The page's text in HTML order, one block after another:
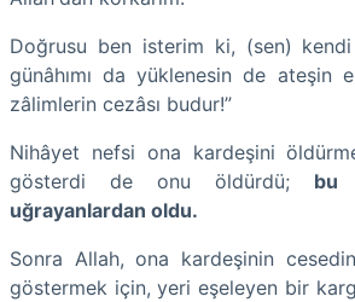
Doğrusu ben isterim ki, (sen) kendi
günâhımı da yüklenesin de ateşin
zâlimlerin cezâsı budur!”
Nihâyet nefsi ona kardeşini
gösterdi de onu öldürdü; bu
uğrayanlardan oldu.
Sonra Allah, ona kardeşinin
göstermek için, yeri eşeleyen bir